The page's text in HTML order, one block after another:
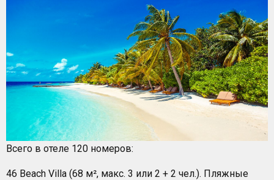
Всего в отеле 120 номеров:
46 Beach Villa (68 м², макс. 3 или 2 + 2 чел.). Пляжные